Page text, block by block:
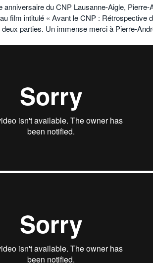
anniversaire du CNP Lausanne-Aigle,
film intitulé « Avant le CNP : Rétrospective
parties. Un immense merci à Pierre-